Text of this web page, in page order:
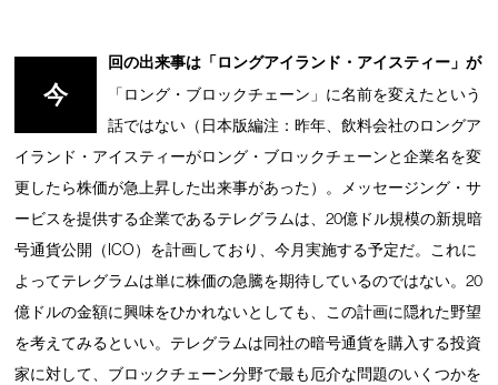
今
回の出来事は「ロングアイランド・アイスティー」が
「ロング・ブロックチェーン」に名前を変えたという
話ではない（日本版編注：昨年、飲料会社のロングア
イランド・アイスティーがロング・ブロックチェーンと企業名を変
更したら株価が急上昇した出来事があった）。メッセージング・サ
ービスを提供する企業であるテレグラムは、20億ドル規模の新規暗
号通貨公開（ICO）を計画しており、今月実施する予定だ。これに
よってテレグラムは単に株価の急騰を期待しているのではない。20
億ドルの金額に興味をひかれないとしても、この計画に隠れた野望
を考えてみるといい。テレグラムは同社の暗号通貨を購入する投資
家に対して、ブロックチェーン分野で最も厄介な問題のいくつかを